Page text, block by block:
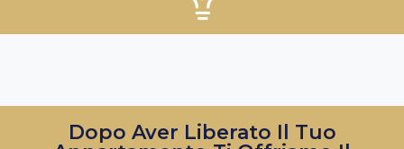
Dopo Aver Liberato Il Tuo